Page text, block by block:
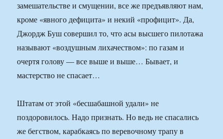
замешательстве и смущении, все же предъявляют нам,
кроме «явного дефицита» и некий «профицит». Да,
Джордж Буш совершил то, что асы высшего пилотажа
называют «воздушным лихачеством»: по газам и
очертя голову — все выше и выше… Бывает, и
мастерство не спасает…
Штатам от этой «бесшабашной удали» не
поздоровилось. Надо признать. Но ведь не спасались
же бегством, карабкаясь по веревочному трапу в